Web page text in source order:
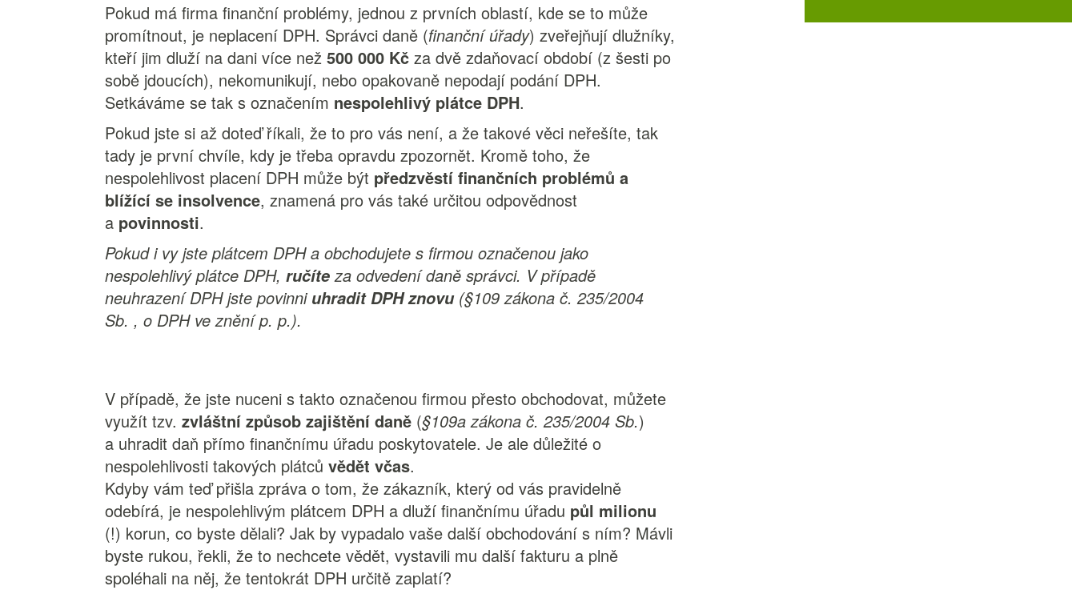
Pokud má firma finanční problémy, jednou z prvních oblastí, kde se to může
promítnout, je neplacení DPH. Správci daně (finanční úřady) zveřejňují dlužníky,
kteří jim dluží na dani více než500 000 Kč za dvě zdaňovací období (z šesti po
sobě jdoucích), nekomunikují, nebo opakovaně nepodají podání DPH.
Setkáváme se tak s označením nespolehlivý plátce DPH.
Pokud jste si až doteď říkali, že to pro vás není, a že takové věci neřešíte, tak
tady je první chvíle, kdy je třeba opravdu zpozornět. Kromě toho, že
nespolehlivost placení DPH může být předzvěstí finančních problémů a
blížící se insolvence, znamená pro vás také určitou odpovědnost
a povinnosti.
Pokud i vy jste plátcem DPH a obchodujete s firmou označenou jako
nespolehlivý plátce DPH,ručíteza odvedení daně správci. V případě
neuhrazení DPH jste povinniuhradit DPH znovu(§109 zákona č. 235/2004
Sb. , o DPH ve znění p. p.).
V případě, že jste nuceni s takto označenou firmou přesto obchodovat, můžete
využít tzv.zvláštní způsob zajištění daně (§109a zákona č. 235/2004 Sb.)
a uhradit daň přímo finančnímu úřadu poskytovatele. Je ale důležité o
nespolehlivosti takových plátcůvědět včas.
Kdyby vám teď přišla zpráva o tom, že zákazník, který od vás pravidelně
odebírá, je nespolehlivým plátcem DPH a dluží finančnímu úřadu půl milionu
(!) korun, co byste dělali? Jak by vypadalo vaše další obchodování s ním? Mávli
byste rukou, řekli, že to nechcete vědět, vystavili mu další fakturu a plně
spoléhali na něj, že tentokrát DPH určitě zaplatí?